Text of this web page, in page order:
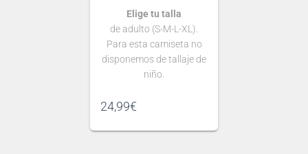
Elige tu talla
de adulto (S-M-L-XL).
Para esta camiseta no
disponemos de tallaje de
niño.
24,99€